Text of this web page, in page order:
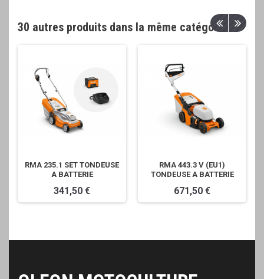
30 autres produits dans la même catégorie
RMA 235.1 SET TONDEUSE
A BATTERIE
341,50 €
RMA 443.3 V (EU1)
TONDEUSE A BATTERIE
671,50 €